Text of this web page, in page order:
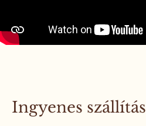
Ingyenes szállítás